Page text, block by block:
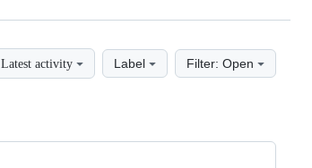
Latest activity Label Filter: Open